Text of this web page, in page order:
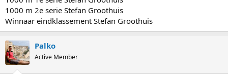
1000 m 2e serie Stefan Groothuis
Winnaar eindklassement Stefan Groothuis
Palko
Active Member